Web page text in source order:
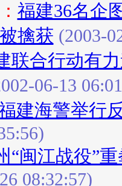
福建36名企
擒获 (2003-
联合行动有
06-13
建海警举行
“闽江战役”
08:32:57)